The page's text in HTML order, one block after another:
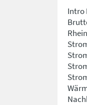
Intro